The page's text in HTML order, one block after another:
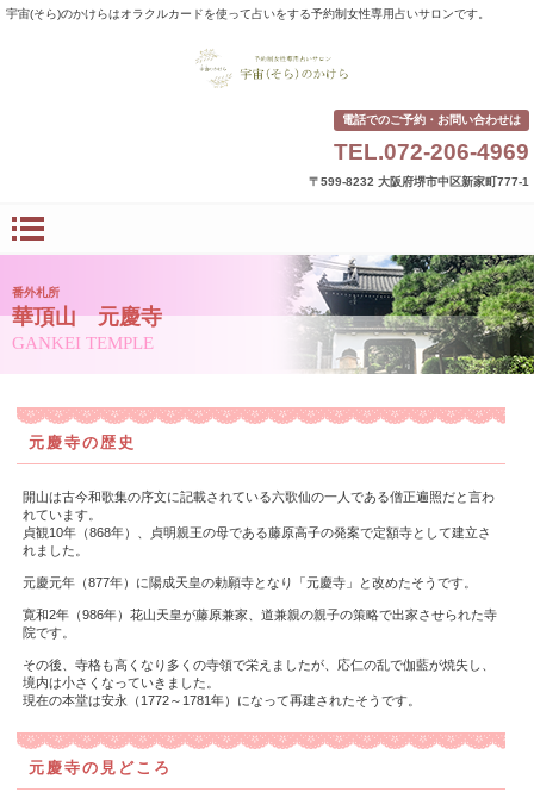
宇宙(そら)のかけらはオラクルカードを使って占いをする予約制女性専用占いサロンです。
電話でのご予約・お問い合わせは
TEL.072-206-4969
〒599-8232 大阪府堺市中区新家町777-1
番外札所
華頂山 元慶寺
GANKEI TEMPLE
元慶寺の歴史
開山は古今和歌集の序文に記載されている六歌仙の一人である僧正遍照だと言わ
れています。
貞観10年（868年）、貞明親王の母である藤原高子の発案で定額寺として建立さ
れました。
元慶元年（877年）に陽成天皇の勅願寺となり「元慶寺」と改めたそうです。
寛和2年（986年）花山天皇が藤原兼家、道兼親の親子の策略で出家させられた寺
院です。
その後、寺格も高くなり多くの寺領で栄えましたが、応仁の乱で伽藍が焼失し、
境内は小さくなっていきました。
現在の本堂は安永（1772～1781年）になって再建されたそうです。
元慶寺の見どころ